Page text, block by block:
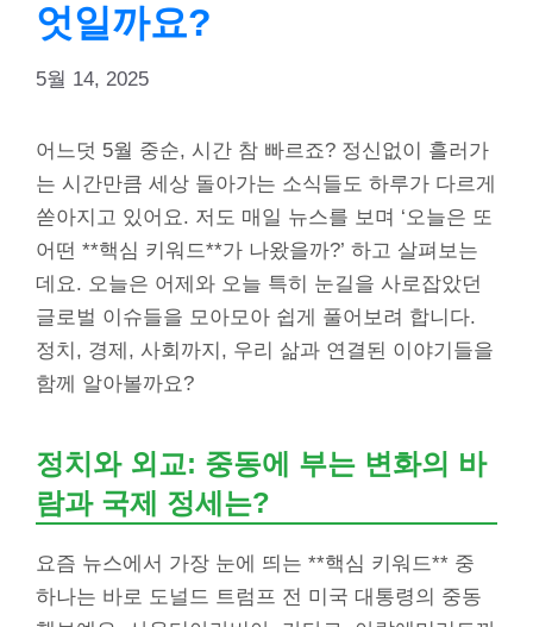
엇일까요?
5월 14, 2025
어느덧 5월 중순, 시간 참 빠르죠? 정신없이 흘러가
는 시간만큼 세상 돌아가는 소식들도 하루가 다르게
쏟아지고 있어요. 저도 매일 뉴스를 보며 ‘오늘은 또
어떤 **핵심 키워드**가 나왔을까?’ 하고 살펴보는
데요. 오늘은 어제와 오늘 특히 눈길을 사로잡았던
글로벌 이슈들을 모아모아 쉽게 풀어보려 합니다.
정치, 경제, 사회까지, 우리 삶과 연결된 이야기들을
함께 알아볼까요?
정치와 외교: 중동에 부는 변화의 바
람과 국제 정세는?
요즘 뉴스에서 가장 눈에 띄는 **핵심 키워드** 중
하나는 바로 도널드 트럼프 전 미국 대통령의 중동